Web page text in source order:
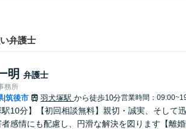
弁護士
明 弁護士
務所
|筑後市 羽犬塚駅 から徒歩10分営業時間：
駅10分】【初回相談無料】親切・誠実、そし
感情にも配慮し、円滑な解決を図ります【離